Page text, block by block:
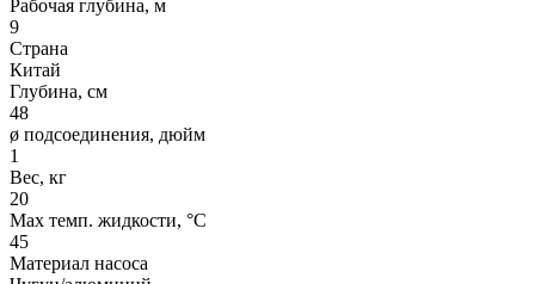
Рабочая глубина, м
9
Страна
Китай
Глубина, см
48
ø подсоединения, дюйм
1
Вес, кг
20
Max темп. жидкости, °С
45
Материал насоса